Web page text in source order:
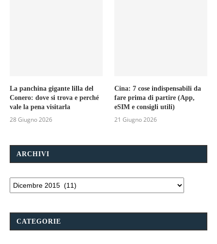
La panchina gigante lilla del
Conero: dove si trova e perché
vale la pena visitarla
28 Giugno 2026
Cina: 7 cose indispensabili da
fare prima di partire (App,
eSIM e consigli utili)
21 Giugno 2026
ARCHIVI
CATEGORIE